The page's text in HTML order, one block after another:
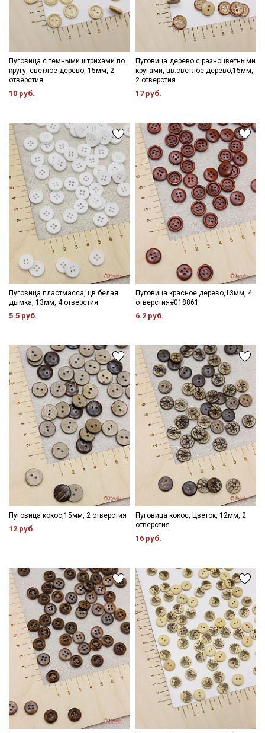
Пуговица с темными штрихами по
кругу, светлое дерево, 15мм, 2
отверстия
10 руб.
Пуговица дерево с разноцветными
кругами, цв.светлое дерево,15мм,
2 отверстия
17 руб.
Пуговица пластмасса, цв.белая
дымка, 13мм, 4 отверстия
5.5 руб.
Пуговица красное дерево,13мм, 4
отверстия#018861
6.2 руб.
Пуговица кокос,15мм, 2 отверстия
12 руб.
Пуговица кокос, Цветок, 12мм, 2
отверстия
16 руб.
ДаюСогласие на получение рекламных и
информационных рассылок